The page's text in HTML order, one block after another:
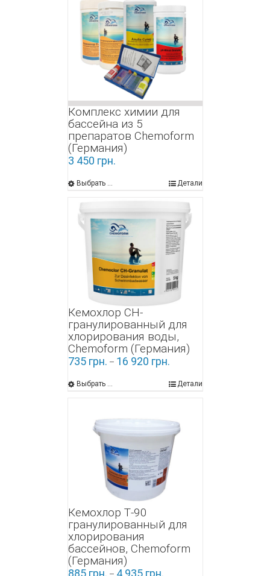
Комплекс химии для
бассейна из 5
препаратов Chemoform
(Германия)
3 450 грн.
Выбрать ... Детали
Кемохлор СН-
гранулированный для
хлорирования воды,
Chemoform (Германия)
735 грн. – 16 920 грн.
Выбрать ... Детали
Кемохлор Т-90
гранулированный для
хлорирования
бассейнов, Chemoform
(Германия)